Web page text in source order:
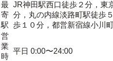
最
寄
駅
JR神田駅西口徒歩２分，東
分，丸の内線淡路町駅徒歩
歩１０分，都営新宿線小川
営
業
時
平日 0:00〜24:00